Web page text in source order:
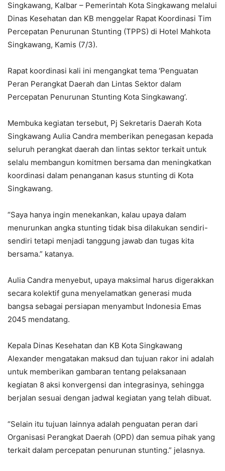
Singkawang, Kalbar – Pemerintah Kota Singkawang melalui
Dinas Kesehatan dan KB menggelar Rapat Koordinasi Tim
Percepatan Penurunan Stunting (TPPS) di Hotel Mahkota
Singkawang, Kamis (7/3).
Rapat koordinasi kali ini mengangkat tema ‘Penguatan
Peran Perangkat Daerah dan Lintas Sektor dalam
Percepatan Penurunan Stunting Kota Singkawang’.
Membuka kegiatan tersebut, Pj Sekretaris Daerah Kota
Singkawang Aulia Candra memberikan penegasan kepada
seluruh perangkat daerah dan lintas sektor terkait untuk
selalu membangun komitmen bersama dan meningkatkan
koordinasi dalam penanganan kasus stunting di Kota
Singkawang.
“Saya hanya ingin menekankan, kalau upaya dalam
menurunkan angka stunting tidak bisa dilakukan sendiri-
sendiri tetapi menjadi tanggung jawab dan tugas kita
bersama.” katanya.
Aulia Candra menyebut, upaya maksimal harus digerakkan
secara kolektif guna menyelamatkan generasi muda
bangsa sebagai persiapan menyambut Indonesia Emas
2045 mendatang.
Kepala Dinas Kesehatan dan KB Kota Singkawang
Alexander mengatakan maksud dan tujuan rakor ini adalah
untuk memberikan gambaran tentang pelaksanaan
kegiatan 8 aksi konvergensi dan integrasinya, sehingga
berjalan sesuai dengan jadwal kegiatan yang telah dibuat.
“Selain itu tujuan lainnya adalah penguatan peran dari
Organisasi Perangkat Daerah (OPD) dan semua pihak yang
terkait dalam percepatan penurunan stunting.” jelasnya.